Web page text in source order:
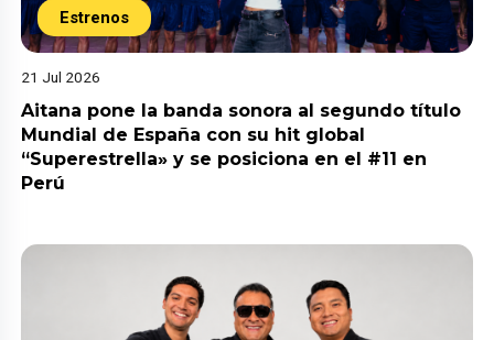
Estrenos
21 Jul 2026
Aitana pone la banda sonora al segundo título
Mundial de España con su hit global
“Superestrella» y se posiciona en el #11 en
Perú